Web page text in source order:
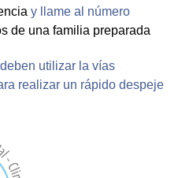
y llame al número
de una familia preparada
utilizar la vías
realizar un rápido despeje